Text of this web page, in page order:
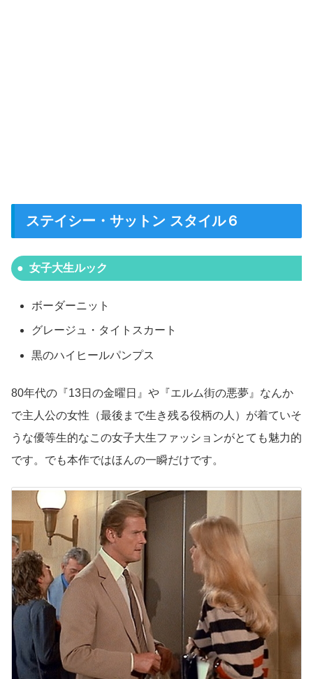
ステイシー・サットン スタイル６
女子大生ルック
ボーダーニット
グレージュ・タイトスカート
黒のハイヒールパンプス
80年代の『13日の金曜日』や『エルム街の悪夢』なんか
で主人公の女性（最後まで生き残る役柄の人）が着ていそ
うな優等生的なこの女子大生ファッションがとても魅力的
です。でも本作ではほんの一瞬だけです。